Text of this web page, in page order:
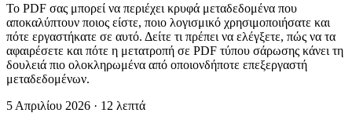
Το PDF σας μπορεί να περιέχει κρυφά μεταδεδομένα που
αποκαλύπτουν ποιος είστε, ποιο λογισμικό χρησιμοποιήσατε και
πότε εργαστήκατε σε αυτό. Δείτε τι πρέπει να ελέγξετε, πώς να τα
αφαιρέσετε και πότε η μετατροπή σε PDF τύπου σάρωσης κάνει τη
δουλειά πιο ολοκληρωμένα από οποιονδήποτε επεξεργαστή
μεταδεδομένων.
5 Απριλίου 2026 · 12 λεπτά